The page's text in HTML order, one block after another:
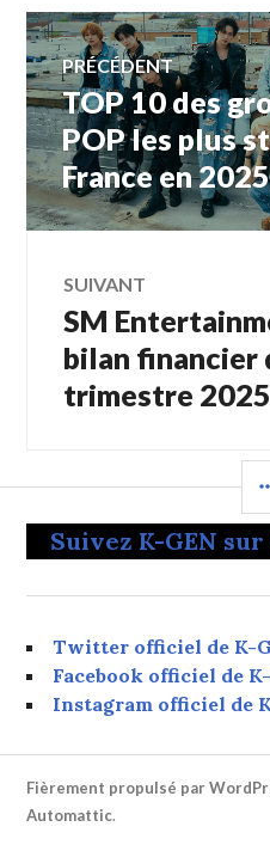
Navigation
de
l’article
PRÉCÉDENT
Article
précédent :
TOP 10 des
POP les plus
France en 2025
SUIVANT
Article
Suivant:
SM
bilan financier
trimestre 2025
Suivez K-GEN
Twitter officiel de K-
Facebook officiel de
Instagram officiel de
Fièrement propulsé par
Automattic.